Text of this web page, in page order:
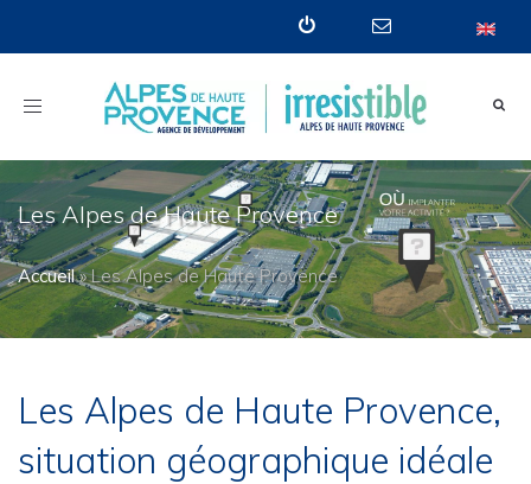
Toggle
navigation
Les Alpes de Haute Provence
Accueil»Les Alpes de Haute Provence
Les Alpes de Haute Provence,
situation géographique idéale